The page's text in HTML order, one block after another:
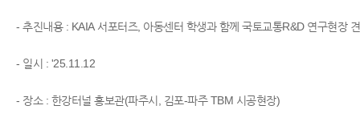
- 추진내용 : KAIA 서포터즈, 아동센터 학생과 함께 국토교통R&D 연구현장
- 일시 : '25.11.12
- 장소 : 한강터널 홍보관(파주시, 김포-파주 TBM 시공현장)